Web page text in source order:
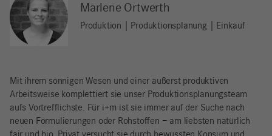
Marlene Ortwerth
Produktion | Produktionsplanung | Einkauf
Mit ihrem sonnigen Wesen und einer äußerst produktiven
Arbeitsweise komplettiert sie unser Produktionsplanungsteam
aufs Vortrefflichste. Für i+m ist sie immer auf der Suche nach
neuen Formulierungen oder Rohstoffen – am liebsten natürlich